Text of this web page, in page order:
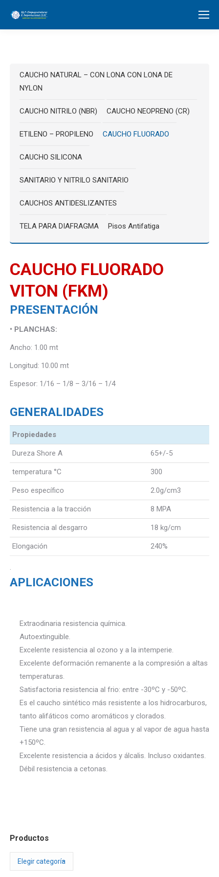
CAUCHO NATURAL – CON LONA CON LONA DE
NYLON
CAUCHO NITRILO (NBR) CAUCHO NEOPRENO (CR)
ETILENO – PROPILENO CAUCHO FLUORADO
CAUCHO SILICONA
SANITARIO Y NITRILO SANITARIO
CAUCHOS ANTIDESLIZANTES
TELA PARA DIAFRAGMA Pisos Antifatiga
CAUCHO FLUORADO
VITON (FKM)
PRESENTACIÓN
• PLANCHAS:
Ancho: 1.00 mt
Longitud: 10.00 mt
Espesor: 1/16 – 1/8 – 3/16 – 1/4
GENERALIDADES
Propiedades
Dureza Shore A 65+/-5
temperatura °C 300
Peso específico 2.0g/cm3
Resistencia a la tracción 8 MPA
Resistencia al desgarro 18 kg/cm
Elongación 240%
.
APLICACIONES
Extraodinaria resistencia química.
Autoextinguible.
Excelente resistencia al ozono y a la intemperie.
Excelente deformación remanente a la compresión a altas
temperaturas.
Satisfactoria resistencia al frio: entre -30ºC y -50ºC.
Es el caucho sintético más resistente a los hidrocarburos,
tanto alifáticos como aromáticos y clorados.
Tiene una gran resistencia al agua y al vapor de agua hasta
+150ºC.
Excelente resistencia a ácidos y álcalis. Incluso oxidantes.
Débil resistencia a cetonas.
Productos
Productos